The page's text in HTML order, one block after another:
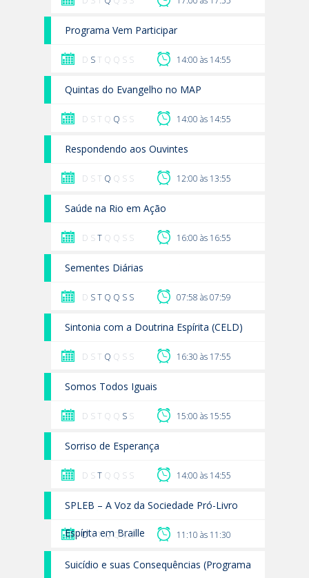
Programa Vem Participar
D S T Q Q S S 14:00 às 14:55
Quintas do Evangelho no MAP
D S T Q Q S S 14:00 às 14:55
Respondendo aos Ouvintes
D S T Q Q S S 12:00 às 13:55
Saúde na Rio em Ação
D ST Q Q S S 16:00 às 16:55
Sementes Diárias
D ST Q Q S S 07:58 às 07:59
Sintonia com a Doutrina Espírita (CELD)
D S T Q Q S S 16:30 às 17:55
Somos Todos Iguais
D S T Q Q S S 15:00 às 15:55
Sorriso de Esperança
D ST Q Q S S 14:00 às 14:55
SPLEB – A Voz da Sociedade Pró-Livro
Espírita em Braille
DS T Q Q S S 11:10 às 11:30
Suicídio e suas Consequências (Programa